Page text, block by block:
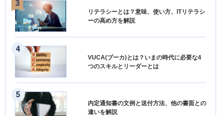
リテラシーとは？意味、使い方、ITリテラシ
ーの高め方を解説
VUCA(ブーカ)とは？いまの時代に必要な4
つのスキルとリーダーとは
内定通知書の文例と送付方法、他の書面との
違いを解説